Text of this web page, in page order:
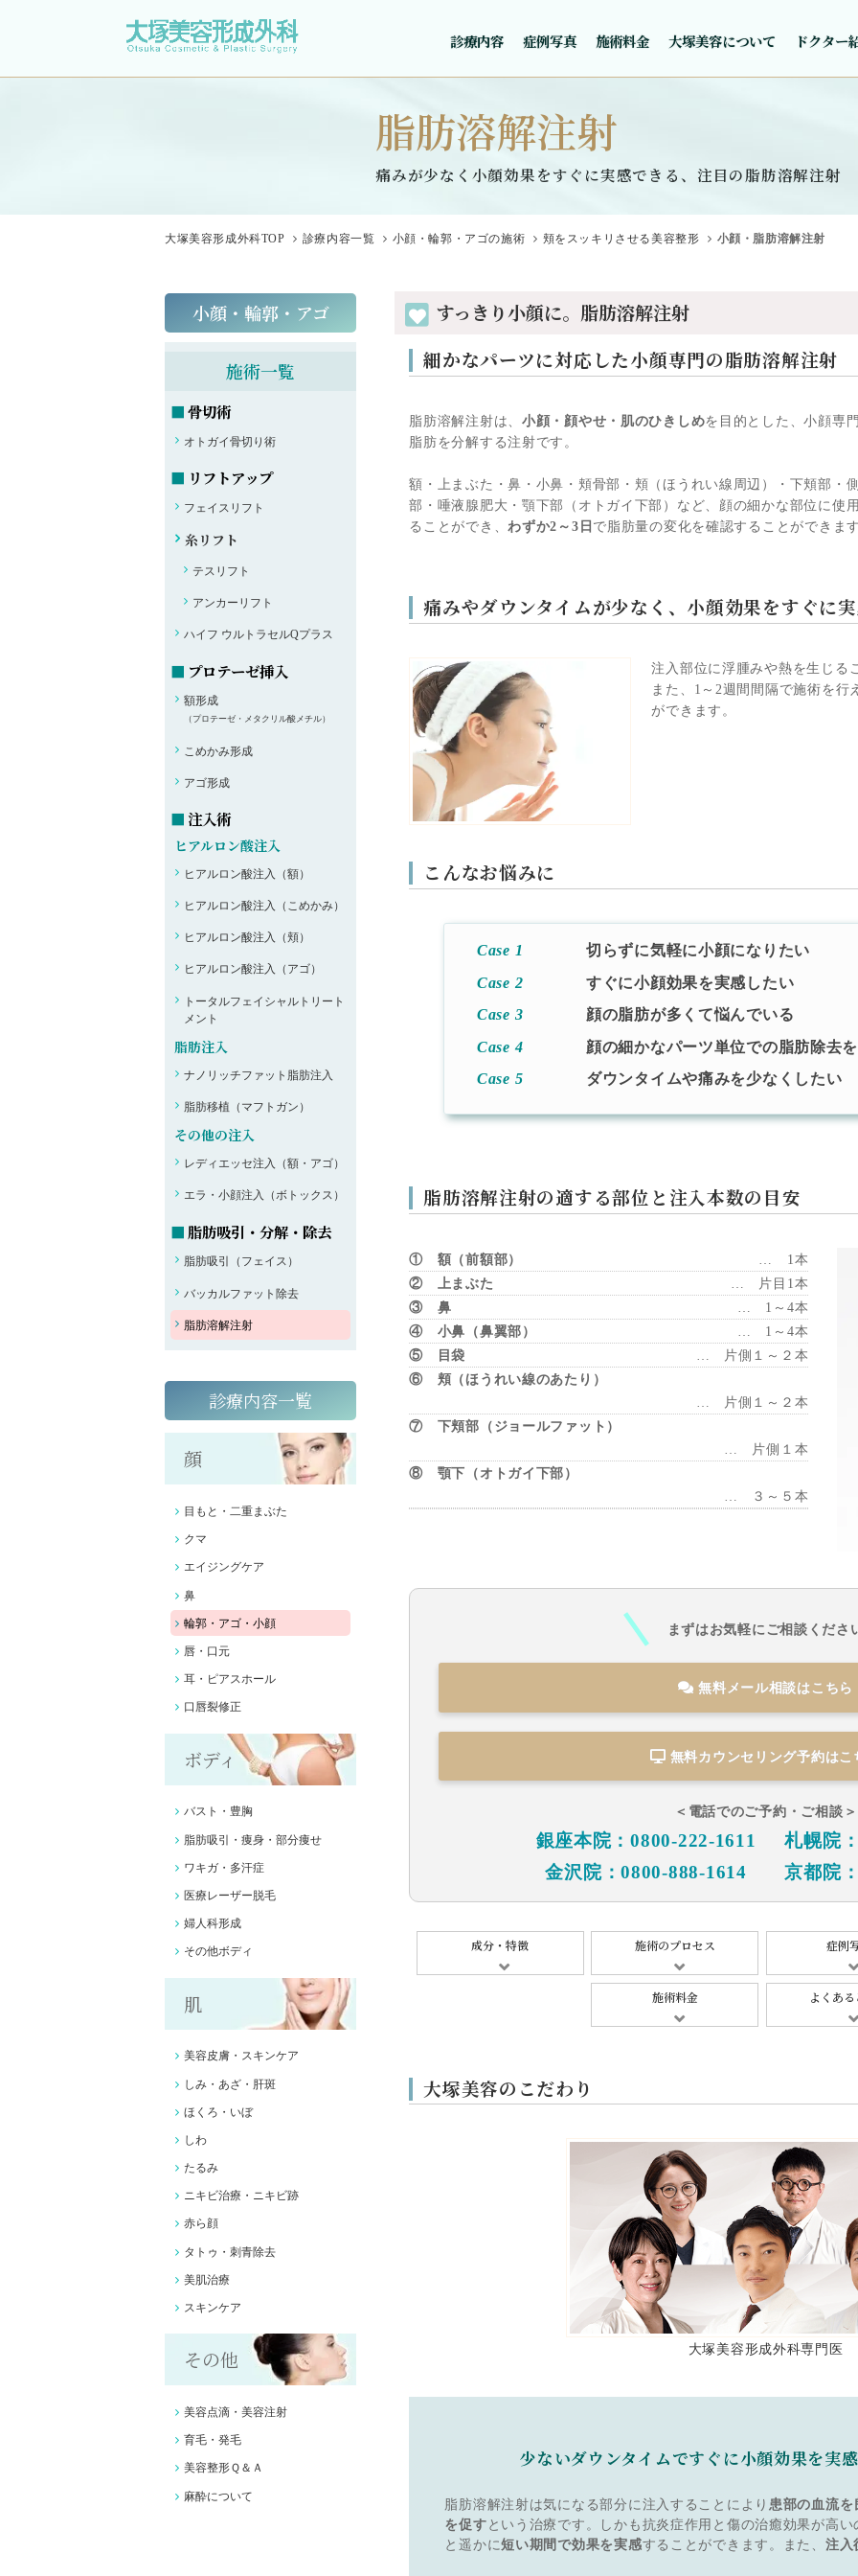
診療内容 症例写真 施術料金 大塚美容について ドクター
脂肪溶解注射
痛みが少なく小顔効果をすぐに実感できる、注目の脂肪溶解注射
大塚美容形成外科TOP 診療内容一覧 小顔・輪郭・アゴの施術 頬をスッキリさせる美容整形 小顔・脂肪溶解注射
すっきり小顔に。 脂肪溶解注射
細かなパーツに対応した小顔専門の脂肪溶解注射
脂肪溶解注射は、 小顔・顔やせ・肌のひきしめを目的とした、小顔専
脂肪を分解する注射です。
額・上まぶた・鼻・小鼻・頬骨部・頬（ほうれい線周辺）・下頬部・
部・唾液腺肥大・顎下部（オトガイ下部）など、顔の細かな部位に使
ることができ、 わずか2～3日 で脂肪量の変化を確認することができま
痛みやダウンタイムが少なく、 小顔効果をすぐに
注入部位に浮腫みや熱を生じる
また、1～2週間間隔で施術を行
ができます。
こんなお悩みに
Case 1
切らずに気軽に小顔になりたい
Case 2
すぐに小顔効果を実感したい
Case 3
顔の脂肪が多くて悩んでいる
Case 4
顔の細かなパーツ単位での脂肪除去
Case 5
ダウンタイムや痛みを少なくしたい
脂肪溶解注射の適する部位と 注入本数の目安
① 額（前額部）
… 1本
② 上まぶた
… 片目1本
③ 鼻
… 1～4本
④ 小鼻（鼻翼部）
… 1～4本
⑤ 目袋
… 片側１～２本
⑥ 頬（ほうれい線のあたり）
… 片側１～２本
⑦ 下頬部（ジョールファット）
… 片側１本
⑧ 顎下（オトガイ下部）
… ３～５本
まずはお気軽にご相談くださ
無料メール相談はこちら
無料カウンセリング予約はこ
＜電話でのご予約・ご相談＞
銀座本院：0800-222-1611
札幌院
金沢院：0800-888-1614
京都院
成分・特徴 施術のプロセス 症例
施術料金 よくあ
大塚美容のこだわり
大塚美容形成外科専門医
少ないダウンタイムですぐに小顔効果を実
脂肪溶解注射は気になる部分に注入することにより 患部の血流
を促す という治療です。しかも抗炎症作用と傷の治癒効果が高
と遥かに短い期間で効果を実感することができます。また、 注入
小顔・輪郭・アゴ
施術一覧
骨切術
オトガイ骨切り術
リフトアップ
フェイスリフト
糸リフト
テスリフト
アンカーリフト
ハイフ ウルトラセルQプラス
プロテーゼ挿入
額形成
（プロテーゼ・メタクリル酸メチル）
こめかみ形成
アゴ形成
注入術
ヒアルロン酸注入
ヒアルロン酸注入（額）
ヒアルロン酸注入（こめかみ）
ヒアルロン酸注入（頬）
ヒアルロン酸注入（アゴ）
トータルフェイシャルトリート
メント
脂肪注入
ナノリッチファット脂肪注入
脂肪移植（マフトガン）
その他の注入
レディエッセ注入（額・アゴ）
エラ・小顔注入（ボトックス）
脂肪吸引・分解・除去
脂肪吸引（フェイス）
バッカルファット除去
脂肪溶解注射
診療内容一覧
顔
目もと・二重まぶた
クマ
エイジングケア
鼻
輪郭・アゴ・小顔
唇・口元
耳・ピアスホール
口唇裂修正
ボディ
バスト・豊胸
脂肪吸引・痩身・部分痩せ
ワキガ・多汗症
医療レーザー脱毛
婦人科形成
その他ボディ
肌
美容皮膚・スキンケア
しみ・あざ・肝斑
ほくろ・いぼ
しわ
たるみ
ニキビ治療・ニキビ跡
赤ら顔
タトゥ・刺青除去
美肌治療
スキンケア
その他
美容点滴・美容注射
育毛・発毛
美容整形Ｑ＆Ａ
麻酔について